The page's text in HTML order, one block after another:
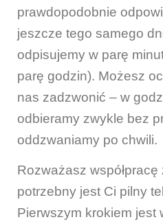
prawdopodobnie
jeszcze tego samego
odpisujemy w parę
parę godzin). Możesz
nas zadzwonić – w
odbieramy zwykle bez
oddzwaniamy po chwili.
Rozważasz współpracę
potrzebny jest Ci pilny
Pierwszym krokiem jest